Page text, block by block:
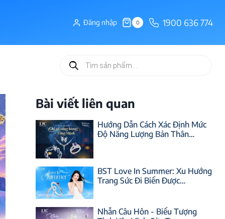
Đăng nhập 0 1900 636 774
Tìm
kiếm
Bài viết liên quan
Hướng Dẫn Cách Xác Định Mức
Độ Năng Lượng Bản Thân…
BST Love In Summer: Xu Hướng
Trang Sức Đi Biển Được…
Nhẫn Câu Hôn - Biểu Tượng